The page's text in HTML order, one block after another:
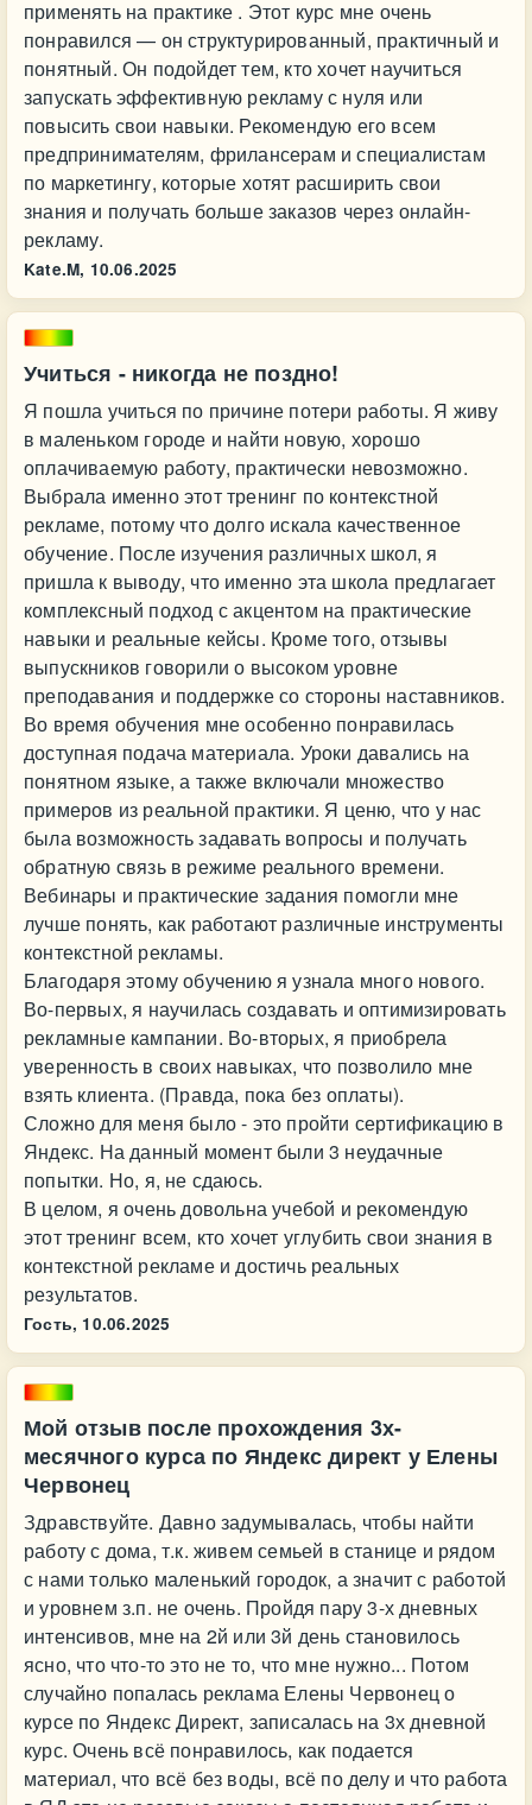
применять на практике . Этот курс мне очень
понравился — он структурированный, практичный и
понятный. Он подойдет тем, кто хочет научиться
запускать эффективную рекламу с нуля или
повысить свои навыки. Рекомендую его всем
предпринимателям, фрилансерам и специалистам
по маркетингу, которые хотят расширить свои
знания и получать больше заказов через онлайн-
рекламу.
Kate.M, 10.06.2025
Учиться - никогда не поздно!
Я пошла учиться по причине потери работы. Я живу
в маленьком городе и найти новую, хорошо
оплачиваемую работу, практически невозможно.
Выбрала именно этот тренинг по контекстной
рекламе, потому что долго искала качественное
обучение. После изучения различных школ, я
пришла к выводу, что именно эта школа предлагает
комплексный подход с акцентом на практические
навыки и реальные кейсы. Кроме того, отзывы
выпускников говорили о высоком уровне
преподавания и поддержке со стороны наставников.
Во время обучения мне особенно понравилась
доступная подача материала. Уроки давались на
понятном языке, а также включали множество
примеров из реальной практики. Я ценю, что у нас
была возможность задавать вопросы и получать
обратную связь в режиме реального времени.
Вебинары и практические задания помогли мне
лучше понять, как работают различные инструменты
контекстной рекламы.
Благодаря этому обучению я узнала много нового.
Во-первых, я научилась создавать и оптимизировать
рекламные кампании. Во-вторых, я приобрела
уверенность в своих навыках, что позволило мне
взять клиента. (Правда, пока без оплаты).
Сложно для меня было - это пройти сертификацию в
Яндекс. На данный момент были 3 неудачные
попытки. Но, я, не сдаюсь.
В целом, я очень довольна учебой и рекомендую
этот тренинг всем, кто хочет углубить свои знания в
контекстной рекламе и достичь реальных
результатов.
Гость, 10.06.2025
Мой отзыв после прохождения 3х-
месячного курса по Яндекс директ у Елены
Червонец
Здравствуйте. Давно задумывалась, чтобы найти
работу с дома, т.к. живем семьей в станице и рядом
с нами только маленький городок, а значит с работой
и уровнем з.п. не очень. Пройдя пару 3-х дневных
интенсивов, мне на 2й или 3й день становилось
ясно, что что-то это не то, что мне нужно... Потом
случайно попалась реклама Елены Червонец о
курсе по Яндекс Директ, записалась на 3х дневной
курс. Очень всё понравилось, как подается
материал, что всё без воды, всё по делу и что работа